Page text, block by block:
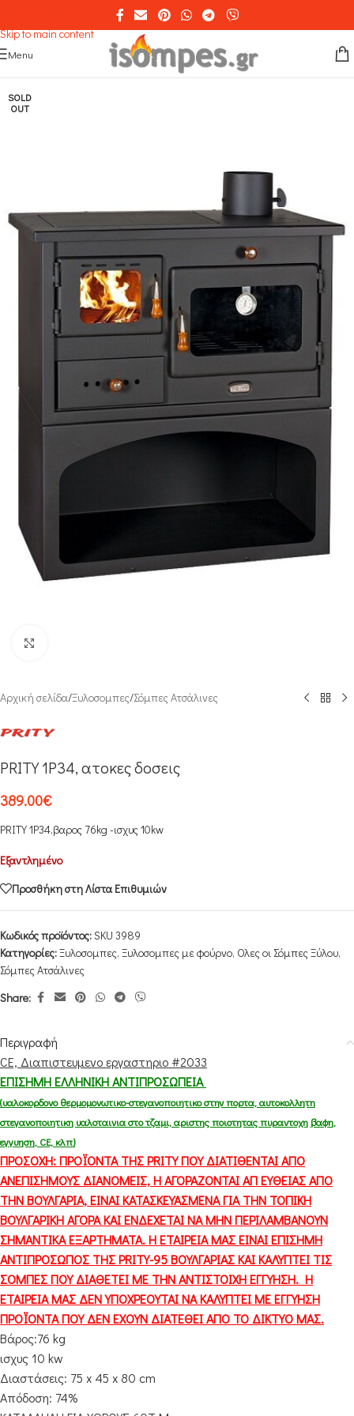
Skip to main content
Menu
SOLD
OUT
Αρχική σελίδα/Ξυλοσομπες/Σόμπες Ατσάλινες
PRITY 1P34, ατοκες δοσεις
389.00€
PRITY 1P34,βαρος 76kg -ισχυς 10kw
Εξαντλημένο
Προσθήκη στη Λίστα Επιθυμιών
Κωδικός προϊόντος:SKU 3989
Κατηγορίες:Ξυλοσομπες, Ξυλοσομπες με φούρνο, Ολες οι Σόμπες Ξύλου,
Σόμπες Ατσάλινες
Share:
Περιγραφή
CE, Διαπιστευμενο εργαστηριο #2033
ΕΠΙΣΗΜΗ ΕΛΛΗΝΙΚΗ ΑΝΤΙΠΡΟΣΩΠΕΙΑ
(υαλοκορδονο θερμομονωτικο-στεγανοποιητικο στην πορτα, αυτοκολλητη
στεγανοποιητικη υαλοταινια στο τζαμι, αριστης ποιοτητας πυραντοχη βαφη,
εγγυηση, CE, κλπ)
ΠΡΟΣΟΧΗ: ΠΡΟΪΟΝΤΑ ΤΗΣ PRITY ΠΟΥ ΔΙΑΤΙΘΕΝΤΑΙ ΑΠΟ
ΑΝΕΠΙΣΗΜΟΥΣ ΔΙΑΝΟΜΕΙΣ, Η ΑΓΟΡΑΖΟΝΤΑΙ ΑΠ ΕΥΘΕΙΑΣ ΑΠΟ
ΤΗΝ ΒΟΥΛΓΑΡΙΑ, ΕΙΝΑΙ ΚΑΤΑΣΚΕΥΑΣΜΕΝΑ ΓΙΑ ΤΗΝ ΤΟΠΙΚΗ
ΒΟΥΛΓΑΡΙΚΗ ΑΓΟΡΑ ΚΑΙ ΕΝΔΕΧΕΤΑΙ ΝΑ ΜΗΝ ΠΕΡΙΛΑΜΒΑΝΟΥΝ
ΣΗΜΑΝΤΙΚΑ ΕΞΑΡΤΗΜΑΤΑ. Η ΕΤΑΙΡΕΙΑ ΜΑΣ ΕΙΝΑΙ ΕΠΙΣΗΜΗ
ΑΝΤΙΠΡΟΣΩΠΟΣ ΤΗΣ PRITY-95 ΒΟΥΛΓΑΡΙΑΣ ΚΑΙ ΚΑΛΥΠΤΕΙ ΤΙΣ
ΣΟΜΠΕΣ ΠΟΥ ΔΙΑΘΕΤΕΙ ΜΕ ΤΗΝ ΑΝΤΙΣΤΟΙΧΗ ΕΓΓΥΗΣΗ. Η
ΕΤΑΙΡΕΙΑ ΜΑΣ ΔΕΝ ΥΠΟΧΡΕΟΥΤΑΙ ΝΑ ΚΑΛΥΠΤΕΙ ΜΕ ΕΓΓΥΗΣΗ
ΠΡΟΪΟΝΤΑ ΠΟΥ ΔΕΝ ΕΧΟΥΝ ΔΙΑΤΕΘΕΙ ΑΠΟ ΤΟ ΔΙΚΤΥΟ ΜΑΣ.
Βάρος:76 kg
ισχυς 10 kw
Διαστάσεις: 75 x 45 x 80 cm
Απόδοση: 74%